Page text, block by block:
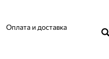
Оплата и доставка